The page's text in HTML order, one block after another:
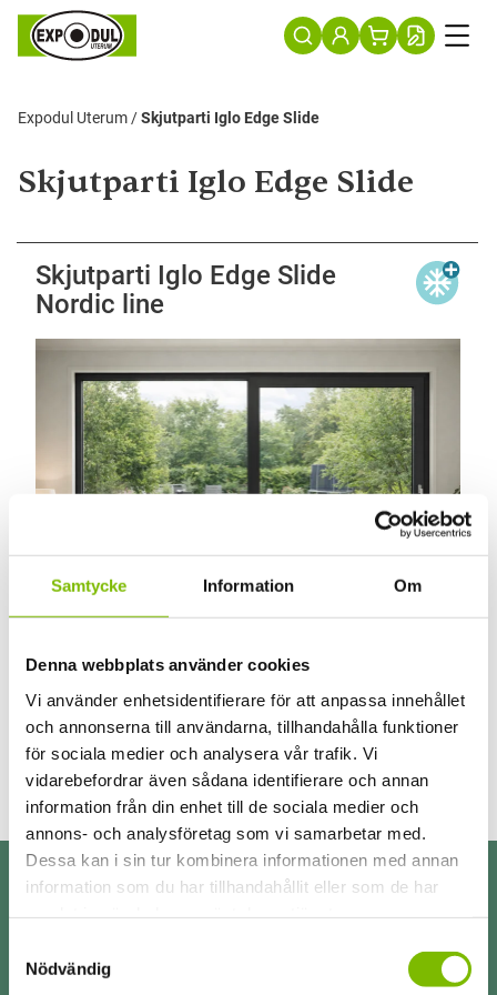
Samtycke Information Om
Denna webbplats använder cookies
Vi använder enhetsidentifierare för att anpassa innehållet
och annonserna till användarna, tillhandahålla funktioner
för sociala medier och analysera vår trafik. Vi
vidarebefordrar även sådana identifierare och annan
information från din enhet till de sociala medier och
annons- och analysföretag som vi samarbetar med.
Dessa kan i sin tur kombinera informationen med annan
information som du har tillhandahållit eller som de har
Nödvändig
Expodul Uterum/Skjutparti Iglo Edge Slide
Skjutparti Iglo Edge Slide
Skjutparti Iglo Edge Slide
Nordic line
och designen
Utforska
Rek. ca. pris
37340
Vårt sortiment
Glaspartier